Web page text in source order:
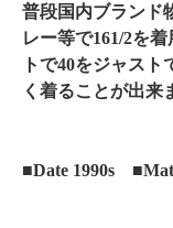
普段国内ブランド
レー等で161/2を
トで40をジャス
く着ることが出来
■Date 1990s